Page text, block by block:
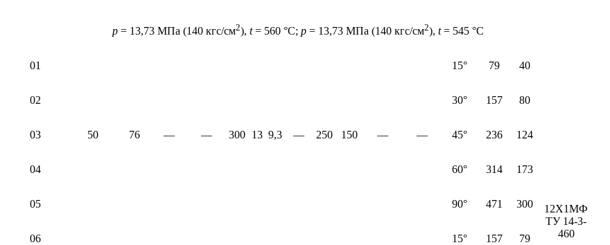
p = 13,73 МПа (140 кгс/см2), t= 560 °С; р = 13,73 МПа (140 кгс/см2), t= 545 °С
01
50 76 — — 300 13 9,3 — 250 150 — —
15° 79 40
12Х1МФ
ТУ 14-3-
460
02 30° 157 80
03 45° 236 124
04 60° 314 173
05 90° 471 300
06 15° 157 79